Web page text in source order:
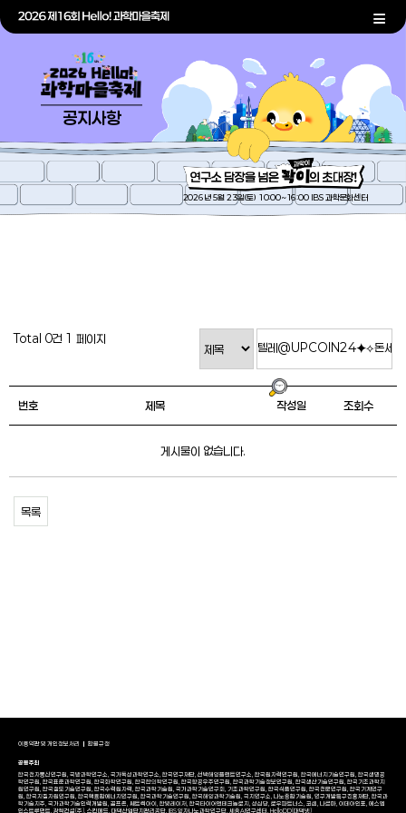
공지사항
2026년 5월 23일(토) 10:00~16:00 IBS 과학문화센터
Total 0건 1 페이지
번호 제목 작성일 조회수
게시물이 없습니다.
목록
이용약관 및 개인정보처리 환불규정
공동주최
한국전자통신연구원, 국방과학연구소, 국가독성과학연구소, 한국연구재단, 선박해양플랜트연구소, 한국원자력연구원, 한국에너지기술연구원, 한국생명공
학연구원, 한국표준과학연구원, 한국화학연구원, 한국한의학연구원, 한국항공우주연구원, 한국과학기술정보연구원, 한국생산기술연구원, 한국기초과학지
원연구원, 한국철도기술연구원, 한국수력원자력, 한국과학기술원, 국가과학기술연구회, 기초과학연구원, 한국식품연구원, 한국천문연구원, 한국기계연구
원, 한국지질자원연구원, 한국핵융합에너지연구원, 한국과학기술연구원, 한국해양과학기술원, 극지연구소, 나노종합기술원, 연구개발특구진흥재단, 한국과
학기술지주, 국가과학기술인력개발원, 골프존, 쎄트렉아이, 한빛레이저, 한국타이어앤테크놀로지, 성심당, 로우파트너스, 코셈, 나르마, 이데아인포, 에스엠
인스트루먼트, 광혁건설(주), 스킨메드, 대덕산업단지관리공단, IBS 양자나노과학연구단, 세종AI연구센터, HelloDD(대덕넷)